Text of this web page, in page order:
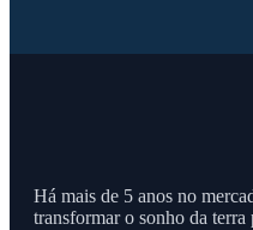
Há mais de 5 anos no
transformar o sonho da